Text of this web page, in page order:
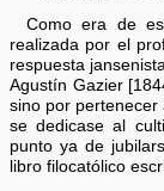
Como era de
realizada por el
respuesta
Agustín Gazier
sino por
se dedicase al
punto ya de
libro filocatólico